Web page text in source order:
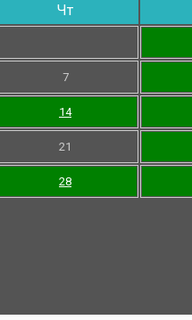
Чт
7
14
21
28